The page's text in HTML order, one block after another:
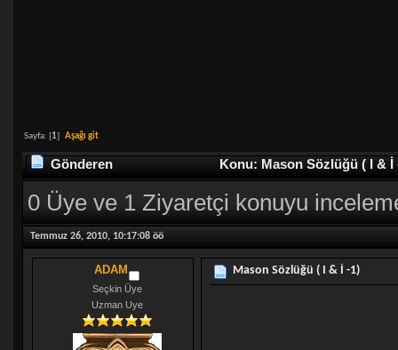
Sayfa: [1] Aşağı git
Gönderen Konu: Mason Sözlüğü ( I & İ
0 Üye ve 1 Ziyaretçi konuyu
Temmuz 26, 2010, 10:17:08 öö
ADAM
Seçkin Üye
Uzman Uye
Mason Sözlüğü ( I & İ -1)